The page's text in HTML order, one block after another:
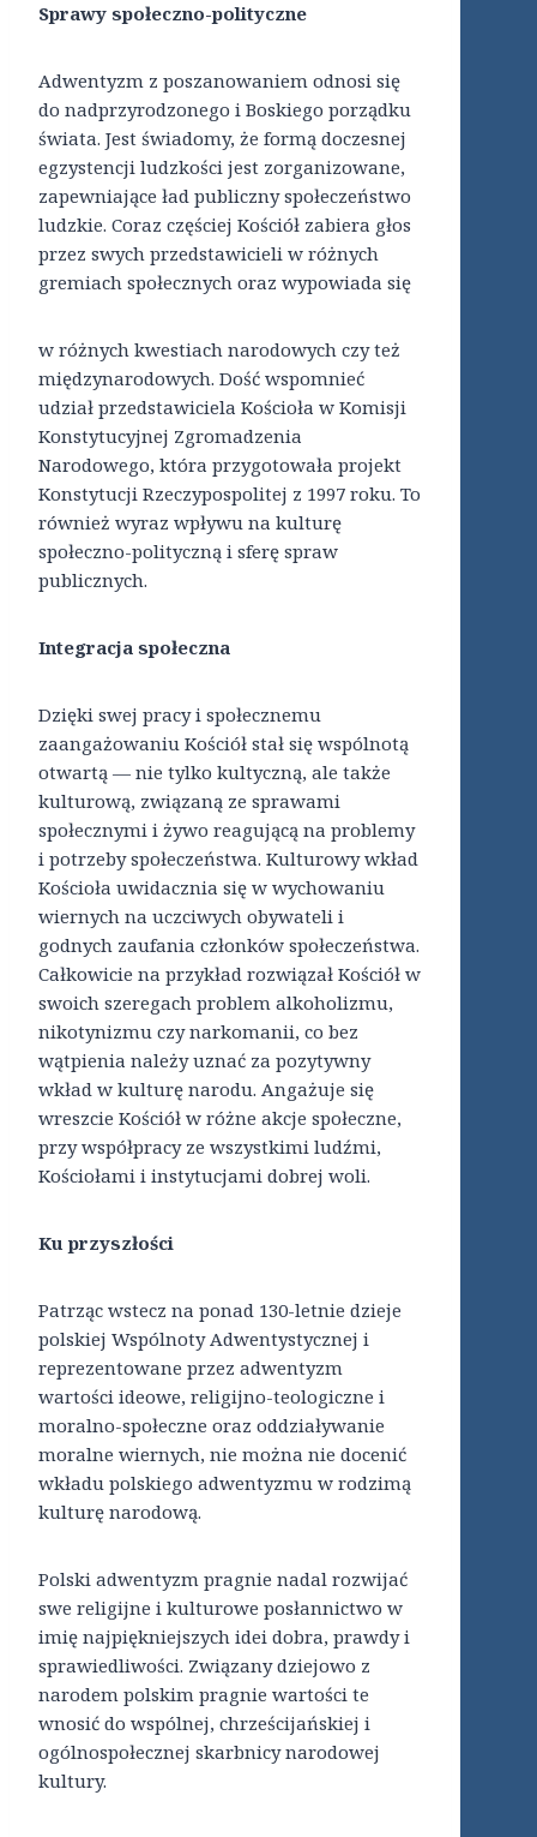
Sprawy społeczno-polityczne
Adwentyzm z poszanowaniem odnosi się
do nadprzyrodzonego i Boskiego porządku
świata. Jest świadomy, że formą doczesnej
egzystencji ludzkości jest zorganizowane,
zapewniające ład publiczny społeczeństwo
ludzkie. Coraz częściej Kościół zabiera głos
przez swych przedstawicieli w różnych
gremiach społecznych oraz wypowiada się
w różnych kwestiach narodowych czy też
międzynarodowych. Dość wspomnieć
udział przedstawiciela Kościoła w Komisji
Konstytucyjnej Zgromadzenia
Narodowego, która przygotowała projekt
Konstytucji Rzeczypospolitej z 1997 roku. To
również wyraz wpływu na kulturę
społeczno-polityczną i sferę spraw
publicznych.
Integracja społeczna
Dzięki swej pracy i społecznemu
zaangażowaniu Kościół stał się wspólnotą
otwartą — nie tylko kultyczną, ale także
kulturową, związaną ze sprawami
społecznymi i żywo reagującą na problemy
i potrzeby społeczeństwa. Kulturowy wkład
Kościoła uwidacznia się w wychowaniu
wiernych na uczciwych obywateli i
godnych zaufania członków społeczeństwa.
Całkowicie na przykład rozwiązał Kościół w
swoich szeregach problem alkoholizmu,
nikotynizmu czy narkomanii, co bez
wątpienia należy uznać za pozytywny
wkład w kulturę narodu. Angażuje się
wreszcie Kościół w różne akcje społeczne,
przy współpracy ze wszystkimi ludźmi,
Kościołami i instytucjami dobrej woli.
Ku przyszłości
Patrząc wstecz na ponad 130-letnie dzieje
polskiej Wspólnoty Adwentystycznej i
reprezentowane przez adwentyzm
wartości ideowe, religijno-teologiczne i
moralno-społeczne oraz oddziaływanie
moralne wiernych, nie można nie docenić
wkładu polskiego adwentyzmu w rodzimą
kulturę narodową.
Polski adwentyzm pragnie nadal rozwijać
swe religijne i kulturowe posłannictwo w
imię najpiękniejszych idei dobra, prawdy i
sprawiedliwości. Związany dziejowo z
narodem polskim pragnie wartości te
wnosić do wspólnej, chrześcijańskiej i
ogólnospołecznej skarbnicy narodowej
kultury.